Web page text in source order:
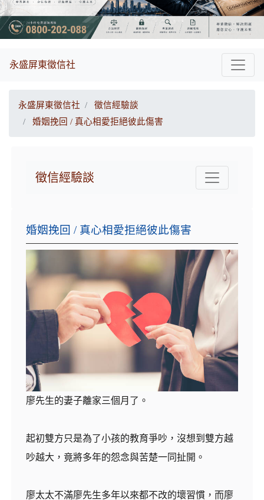
永盛屏東徵信社
永盛屏東徵信社
徵信經驗談
婚姻挽回 / 真心相愛拒絕彼此傷害
徵信經驗談
婚姻挽回 / 真心相愛拒絕彼此傷害
廖先生的妻子離家三個月了。
起初雙方只是為了小孩的教育爭吵，沒想到雙方越
吵越大，竟將多年的怨念與苦楚一同扯開。
廖太太不滿廖先生多年以來都不改的壞習慣，而廖